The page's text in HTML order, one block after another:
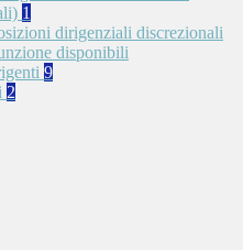
1
dirigenziali discrezionali
disponibili
9
2